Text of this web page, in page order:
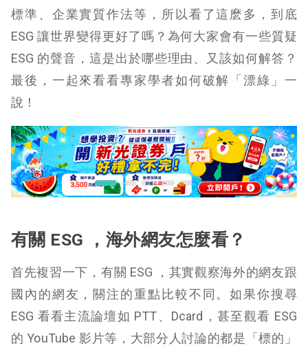
標準、企業實質作法等，所以看了這麽多，到底
ESG 讓世界變得更好了嗎？為何大家會有一些質疑
ESG 的聲音，這是出於哪些理由、又該如何解答？
最後，一起來看看專家學者如何破解「漂綠」一
說！
有關 ESG ，海外網友怎麼看？
首先複習一下，有關 ESG ，其實觀察海外的網友跟
國內的網友，關注的重點比較不同。如果你搜尋
ESG 看看主流論壇如 PTT、Dcard，甚至觀看 ESG
的 YouTube 影片等，大部分人討論的都是「標的」